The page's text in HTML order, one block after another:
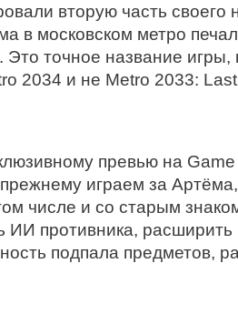
вторую часть
в московском метро
. Это точное название игры,
2034 и не Metro 2033:
превью на
играем за
числе и со старым
противника, расширить
подпала предметов,